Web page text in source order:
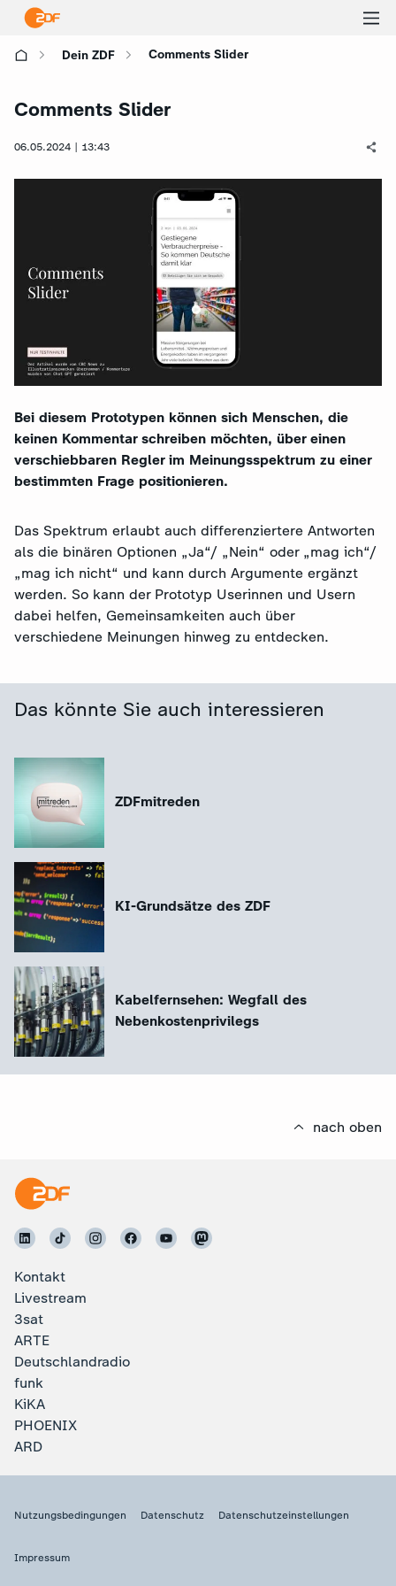
Dein ZDF Comments Slider
Comments Slider
06.05.2024 | 13:43
Bei diesem Prototypen können sich Menschen, die
keinen Kommentar schreiben möchten, über einen
verschiebbaren Regler im Meinungsspektrum zu einer
bestimmten Frage positionieren.
Das Spektrum erlaubt auch differenziertere Antworten
als die binären Optionen „Ja“/ „Nein“ oder „mag ich“/
„mag ich nicht“ und kann durch Argumente ergänzt
werden. So kann der Prototyp Userinnen und Usern
dabei helfen, Gemeinsamkeiten auch über
verschiedene Meinungen hinweg zu entdecken.
Das könnte Sie auch interessieren
ZDFmitreden
KI-Grundsätze des ZDF
Kabelfernsehen: Wegfall des
Nebenkostenprivilegs
nach oben
Kontakt
Livestream
3sat
ARTE
Deutschlandradio
funk
KiKA
PHOENIX
ARD
Nutzungsbedingungen Datenschutz Datenschutzeinstellungen
Impressum